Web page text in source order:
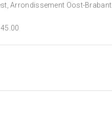
Arrondissement Oost-Brabant